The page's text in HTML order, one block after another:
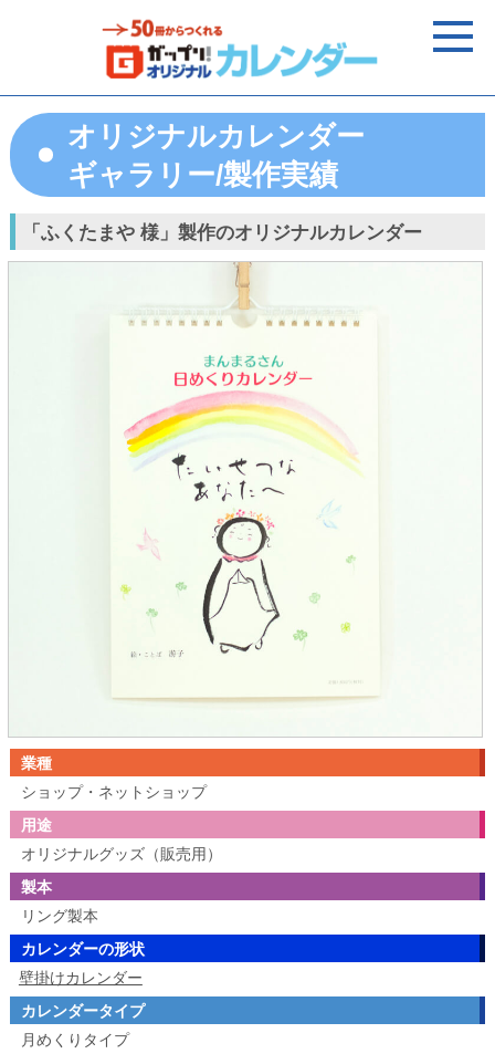
オリジナルカレンダー
ギャラリー/製作実績
「ふくたまや 様」製作のオリジナルカレンダー
業種
ショップ・ネットショップ
用途
オリジナルグッズ（販売用）
製本
リング製本
カレンダーの形状
壁掛けカレンダー
カレンダータイプ
月めくりタイプ